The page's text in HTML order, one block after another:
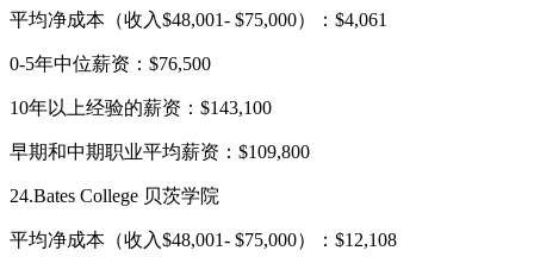
平均净成本（收入$48,001- $75,000）：$4,061
0-5年中位薪资：$76,500
10年以上经验的薪资：$143,100
早期和中期职业平均薪资：$109,800
24.Bates College 贝茨学院
平均净成本（收入$48,001- $75,000）：$12,108